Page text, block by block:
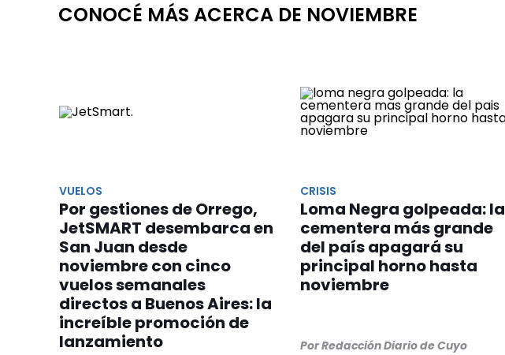
CONOCÉ MÁS ACERCA DE NOVIEMBRE
VUELOS
Por gestiones de Orrego,
JetSMART desembarca en
San Juan desde
noviembre con cinco
vuelos semanales
directos a Buenos Aires: la
increíble promoción de
lanzamiento
CRISIS
Loma Negra golpeada: la
cementera más grande
del país apagará su
principal horno hasta
noviembre
Por Redacción Diario de Cuyo